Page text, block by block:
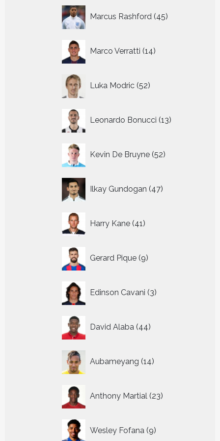
Marcus Rashford 45
producten
Marco Verratti 14
producten
Luka Modric 52
producten
Leonardo Bonucci 13
producten
Kevin De Bruyne 52
producten
Ilkay Gundogan 47
producten
Harry Kane 41
producten
Gerard Pique 9
producten
Edinson Cavani 3
producten
David Alaba 44
producten
Aubameyang 14
producten
Anthony Martial 23
producten
Wesley Fofana 9
producten